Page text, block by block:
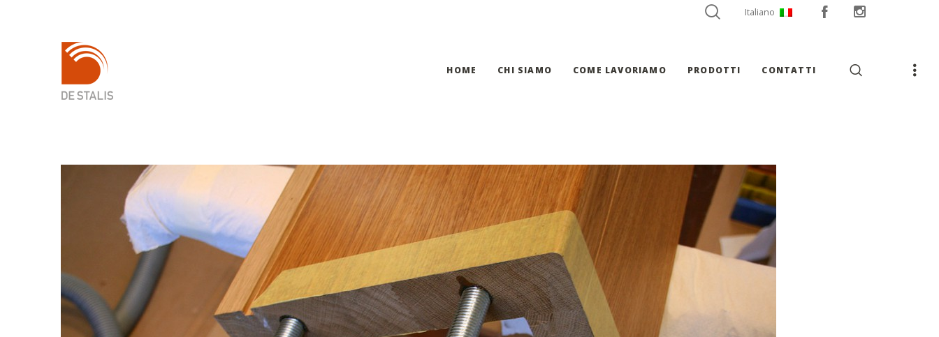
Italiano
HOME CHI SIAMO COME LAVORIAMO PRODOTTI CONTATTI